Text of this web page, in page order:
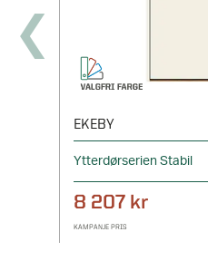
EKEBY
Ytterdørserien Stabil
8 207 kr
KAMPANJE PRIS